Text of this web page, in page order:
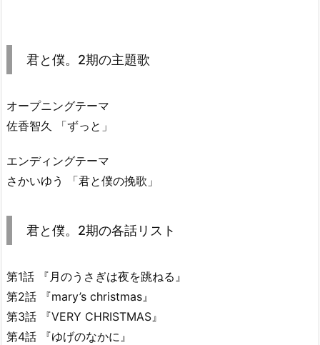
君と僕。2期の主題歌
オープニングテーマ
佐香智久 「ずっと」
エンディングテーマ
さかいゆう 「君と僕の挽歌」
君と僕。2期の各話リスト
第1話 『月のうさぎは夜を跳ねる』
第2話 『mary’s christmas』
第3話 『VERY CHRISTMAS』
第4話 『ゆげのなかに』